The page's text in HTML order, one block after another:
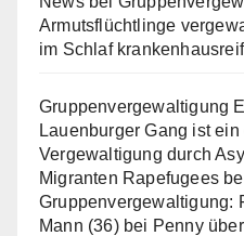
Armutsflüchtlinge
im Schlaf krankenhausreif
Gruppenvergewaltigung
Lauenburger Gang ist ein
Vergewaltigung durch
Migranten Rapefugees
Gruppenvergewaltigung:
Mann (36) bei Penny